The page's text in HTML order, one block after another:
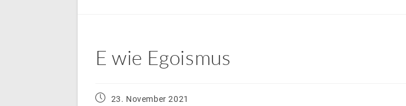
E wie Egoismus
Beitrag23. November 2021